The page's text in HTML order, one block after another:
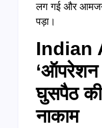
लग गई और आमजन
पड़ा।
Indian
‘ऑपरेशन
घुसपैठ
नाकाम